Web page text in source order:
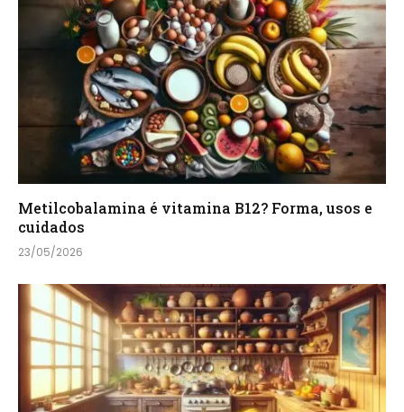
Metilcobalamina é vitamina B12? Forma, usos e
cuidados
23/05/2026